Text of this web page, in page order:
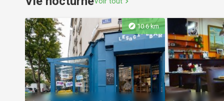
Exposition d'art urbain des
artistes Lek & Sowat
L'exposition « Écritures automatiques
», conçue par les artistes français Lek
Méga CGR
Un multiplex
film de votre
explore10.6 km